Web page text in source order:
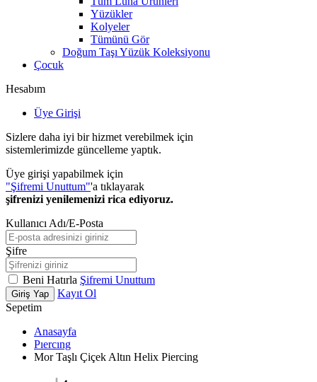
Yüzükler
Kolyeler
Tümünü Gör
Doğum Taşı Yüzük Koleksiyonu
Çocuk
Hesabım
Üye Girişi
Sizlere daha iyi bir hizmet verebilmek için
sistemlerimizde güncelleme yaptık.
Üye girişi yapabilmek için
"Şifremi Unuttum"'a tıklayarak
şifrenizi yenilemenizi rica ediyoruz.
Kullanıcı Adı/E-Posta
Şifre
Beni Hatırla Şifremi Unuttum
Giriş Yap
Kayıt Ol
Sepetim
Anasayfa
Pıercıng
Mor Taşlı Çiçek Altın Helix Piercing